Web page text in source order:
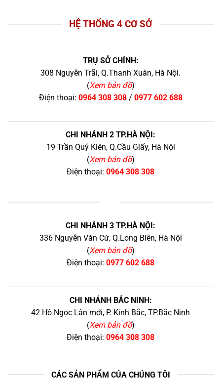
HỆ THỐNG 4 CƠ SỞ
TRỤ SỞ CHÍNH:
308 Nguyễn Trãi, Q.Thanh Xuân, Hà Nội.
(Xem bản đồ)
Điện thoại: 0964 308 308/ 0977 602 688
CHI NHÁNH 2 TP.HÀ NỘI:
19 Trần Quý Kiên, Q.Cầu Giấy, Hà Nội
(Xem bản đồ)
Điện thoại: 0964 308 308
CHI NHÁNH 3 TP.HÀ NỘI:
336 Nguyễn Văn Cừ, Q.Long Biên, Hà Nội
(Xem bản đồ)
Điện thoại: 0977 602 688
CHI NHÁNH BẮC NINH:
42 Hồ Ngọc Lân mới, P. Kinh Bắc, TP.Bắc Ninh
(Xem bản đồ)
Điện thoại: 0964 308 308
CÁC SẢN PHẨM CỦA CHÚNG TÔI